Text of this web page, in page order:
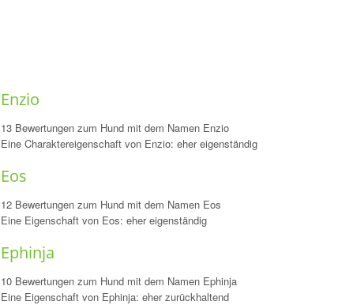
Enzio
13 Bewertungen zum Hund mit dem Namen Enzio
Eine Charaktereigenschaft von Enzio: eher eigenständig
Eos
12 Bewertungen zum Hund mit dem Namen Eos
Eine Eigenschaft von Eos: eher eigenständig
Ephinja
10 Bewertungen zum Hund mit dem Namen Ephinja
Eine Eigenschaft von Ephinja: eher zurückhaltend